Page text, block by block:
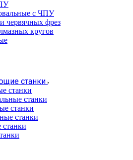
с ЧПУ
червячных фрез
кругов
станки
станки
станки
станки
станки